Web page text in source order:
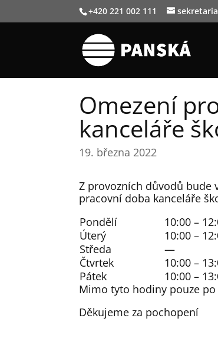
+420 221 002 111
Omezení
kanceláře
19. března 2022
Z provozních důvodů bude
pracovní doba kanceláře
Pondělí
10:00 –
Úterý
10:00 –
Středa
—
Čtvrtek
10:00 –
Pátek
10:00 –
Mimo tyto hodiny pouze
Děkujeme za pochopení